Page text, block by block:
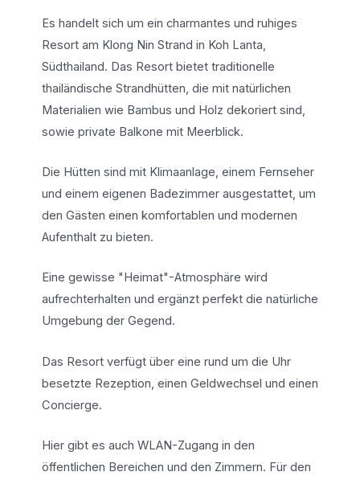
Es handelt sich um ein charmantes und ruhiges
Resort am Klong Nin Strand in Koh Lanta,
Südthailand. Das Resort bietet traditionelle
thailändische Strandhütten, die mit natürlichen
Materialien wie Bambus und Holz dekoriert sind,
sowie private Balkone mit Meerblick.
Die Hütten sind mit Klimaanlage, einem Fernseher
und einem eigenen Badezimmer ausgestattet, um
den Gästen einen komfortablen und modernen
Aufenthalt zu bieten.
Eine gewisse "Heimat"-Atmosphäre wird
aufrechterhalten und ergänzt perfekt die natürliche
Umgebung der Gegend.
Das Resort verfügt über eine rund um die Uhr
besetzte Rezeption, einen Geldwechsel und einen
Concierge.
Hier gibt es auch WLAN-Zugang in den
öffentlichen Bereichen und den Zimmern. Für den